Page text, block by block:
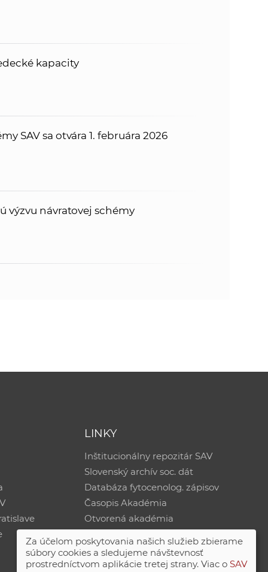
kapacity
SAV sa otvára 1. februára 2026
výzvu návratovej schémy
LINKY
Inštitucionálny repozitár SAV
Slovenský archív soc. dát
Databáza fytocenolog. zápisov
Časopis Akadémia
Otvorená akadémia
Za účelom poskytovania našich služieb zbierame
súbory cookies a sledujeme návštevnosť
prostredníctvom aplikácie tretej strany. Viac o SAV